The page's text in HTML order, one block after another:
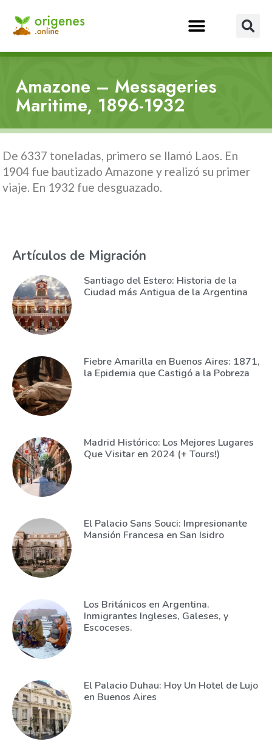
Amazone – Messageries
Maritime, 1896-1932
De 6337 toneladas, primero se llamó Laos. En
1904 fue bautizado Amazone y realizó su primer
viaje. En 1932 fue desguazado.
Artículos de Migración
Santiago del Estero: Historia de la
Ciudad más Antigua de la Argentina
Fiebre Amarilla en Buenos Aires: 1871,
la Epidemia que Castigó a la Pobreza
Madrid Histórico: Los Mejores Lugares
Que Visitar en 2024 (+ Tours!)
El Palacio Sans Souci: Impresionante
Mansión Francesa en San Isidro
Los Británicos en Argentina.
Inmigrantes Ingleses, Galeses, y
Escoceses.
El Palacio Duhau: Hoy Un Hotel de Lujo
en Buenos Aires